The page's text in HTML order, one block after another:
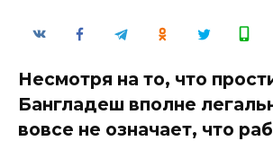
Несмотря на то, что
Бангладеш вполне
вовсе не означает, что